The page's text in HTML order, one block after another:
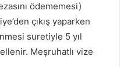
ödememesi)
çıkış yaparken
suretiyle 5 yıl
Meşruhatlı vize